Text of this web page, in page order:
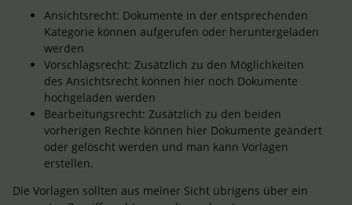
Ansichtsrecht: Dokumente in der entsprechenden
Kategorie können aufgerufen oder heruntergeladen
werden
Vorschlagsrecht: Zusätzlich zu den Möglichkeiten
des Ansichtsrecht können hier noch Dokumente
hochgeladen werden
Bearbeitungsrecht: Zusätzlich zu den beiden
vorherigen Rechte können hier Dokumente geändert
oder gelöscht werden und man kann Vorlagen
erstellen.
Die Vorlagen sollten aus meiner Sicht übrigens über ein